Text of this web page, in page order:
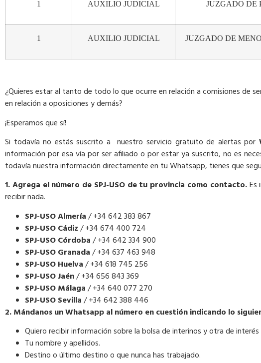
1 AUXILIO JUDICIAL JUZGADO DE
1 AUXILIO JUDICIAL JUZGADO DE
¿Quieres estar al tanto de todo lo que ocurre en relación a comisiones de
en relación a oposiciones y demás?
¡Esperamos que sí!
Si todavía no estás suscrito a nuestro servicio gratuito de alertas por
información por esa vía por ser afiliado o por estar ya suscrito, no es
todavía nuestra información directamente en tu Whatsapp, tienes que
1. Agrega el número de SPJ-USO de tu provincia como contacto.Es
recibir nada.
SPJ-USO Almería/ +34 642 383 867
SPJ-USO Cádiz/ +34 674 400 724
SPJ-USO Córdoba/ +34 642 334 900
SPJ-USO Granada/ +34 637 463 948
SPJ-USO Huelva/ +34 618 745 256
SPJ-USO Jaén/ +34 656 843 369
SPJ-USO Málaga/ +34 640 077 270
SPJ-USO Sevilla/ +34 642 388 446
2. Mándanos un Whatsapp al número en cuestión indicando lo
Quiero recibir información sobre la bolsa de interinos y otra de
Tu nombre y apellidos.
Destino o último destino o que nunca has trabajado.